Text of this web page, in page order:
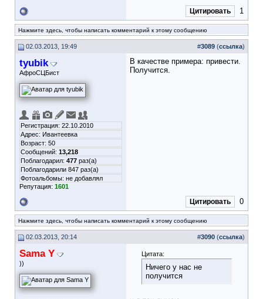
Цитировать 1
Нажмите здесь, чтобы написать комментарий к этому сообщению
02.03.2013, 19:49 #3089 (ссылка)
tyubik
АфроСЦБист
Регистрация: 22.10.2010
Адрес: Ивантеевка
Возраст: 50
Сообщений: 13,218
Поблагодарил: 477 раз(а)
Поблагодарили 847 раз(а)
Фотоальбомы: не добавлял
Репутация: 1601
В качестве примера: привести.
Получится.
Цитировать 0
Нажмите здесь, чтобы написать комментарий к этому сообщению
02.03.2013, 20:14 #3090 (ссылка)
Sama Y
))
Цитата:
Ничего у нас не
получится